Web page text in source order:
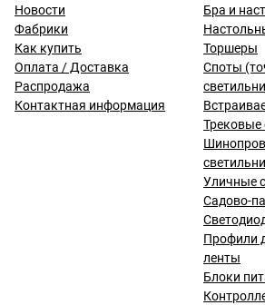
Новости
Фабрики
Как купить
Оплата / Доставка
Распродажа
Контактная информация
Бра и
Торшеры
Споты
Трековые
Уличные
Садово-
Профили
ленты
Блоки